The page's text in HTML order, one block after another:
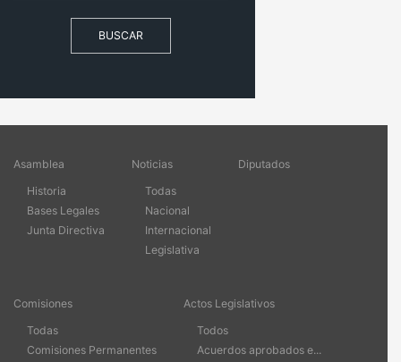
BUSCAR
Asamblea
Historia
Bases Legales
Junta Directiva
Noticias
Todas
Nacional
Internacional
Legislativa
Diputados
Comisiones
Todas
Comisiones Permanentes
Actos Legislativos
Todos
Acuerdos aprobados e...